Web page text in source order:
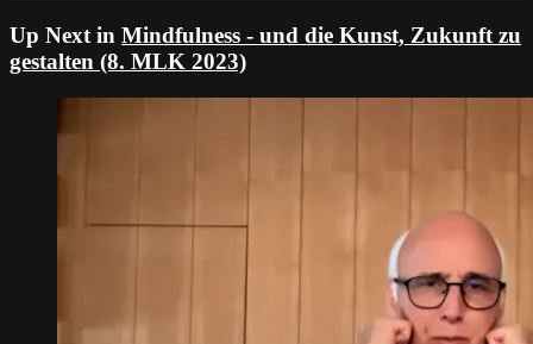
Up Next in Mindfulness - und die Kunst, Zukunft zu
gestalten (8. MLK 2023)